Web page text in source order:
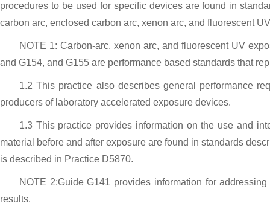
procedures to be used for specific devices are found in
carbon arc, enclosed carbon arc, xenon arc, and fluorescent
NOTE 1: Carbon-arc, xenon arc, and fluorescent UV
and G154, and G155 are performance based standards that
1.2 This practice also describes general performance
producers of laboratory accelerated exposure devices.
1.3 This practice provides information on the use and
material before and after exposure are found in standards
is described in Practice D5870.
NOTE 2:Guide G141 provides information for
results.